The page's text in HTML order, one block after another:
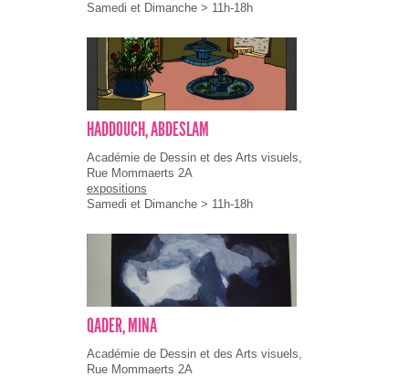
Samedi et Dimanche > 11h-18h
HADDOUCH, ABDESLAM
Académie de Dessin et des Arts visuels,
Rue Mommaerts 2A
expositions
Samedi et Dimanche > 11h-18h
QADER, MINA
Académie de Dessin et des Arts visuels,
Rue Mommaerts 2A